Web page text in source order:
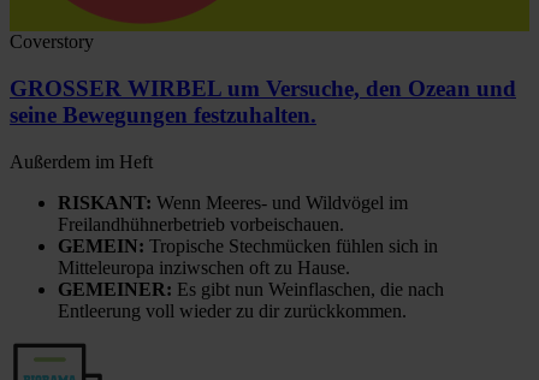
Coverstory
GROSSER WIRBEL um Versuche, den Ozean und
seine Bewegungen festzuhalten.
Außerdem im Heft
RISKANT: Wenn Meeres- und Wildvögel im
Freilandhühnerbetrieb vorbeischauen.
GEMEIN: Tropische Stechmücken fühlen sich in
Mitteleuropa inziwschen oft zu Hause.
GEMEINER: Es gibt nun Weinflaschen, die nach
Entleerung voll wieder zu dir zurückkommen.